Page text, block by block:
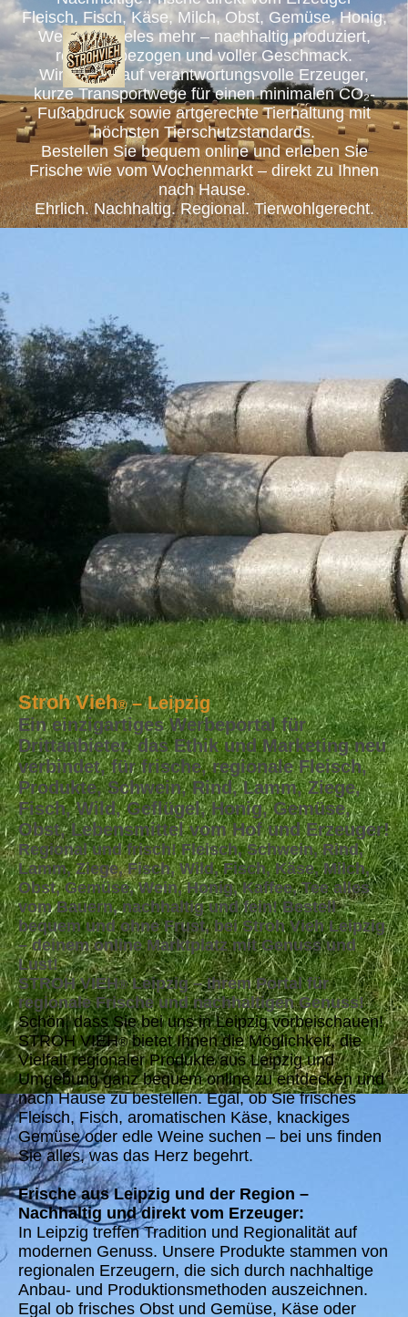
Fleisch, Fisch, Käse, Milch, Obst, Gemüse, Honig,
Wein und vieles mehr – nachhaltig produziert,
regional bezogen und voller Geschmack.
Wir setzen auf verantwortungsvolle Erzeuger,
kurze Transportwege für einen minimalen CO₂-
Fußabdruck sowie artgerechte Tierhaltung mit
höchsten Tierschutzstandards.
Bestellen Sie bequem online und erleben Sie
Frische wie vom Wochenmarkt – direkt zu Ihnen
nach Hause.
Ehrlich. Nachhaltig. Regional. Tierwohlgerecht.
Stroh Vieh® – Leipzig
Ein einzigartiges Werbeportal für
Drittanbieter, das Ethik und Marketing neu
verbindet, für frische, regionale Fleisch,
Produkte, Schwein, Rind, Lamm, Ziege,
Fisch, Wild, Geflügel, Honig, Gemüse,
Obst, Lebensmittel vom Hof und Erzeuger!
Regional und frisch! Fleisch, Schwein, Rind,
Lamm, Ziege, Fisch, Wild, Fisch, Käse, Milch,
Obst, Gemüse, Wein, Honig, Kaffee, Tee alles
vom Bauern, nachhaltig und fein! Bestell
bequem und ohne Frust, bei Stroh Vieh Leipzig
– deinem online Marktplatz mit Genuss und
Lust!
STROH VIEH®Leipzig – Ihrem Portal für
regionale Frische und nachhaltigen Genuss!
Schön, dass Sie bei uns in Leipzig vorbeischauen!
STROH VIEH®bietet Ihnen die Möglichkeit, die
Vielfalt regionaler Produkte aus Leipzig und
Umgebung ganz bequem online zu entdecken und
nach Hause zu bestellen. Egal, ob Sie frisches
Fleisch, Fisch, aromatischen Käse, knackiges
Gemüse oder edle Weine suchen – bei uns finden
Sie alles, was das Herz begehrt.
Frische aus Leipzig und der Region –
Nachhaltig und direkt vom Erzeuger:
In Leipzig treffen Tradition und Regionalität auf
modernen Genuss. Unsere Produkte stammen von
regionalen Erzeugern, die sich durch nachhaltige
Anbau- und Produktionsmethoden auszeichnen.
Egal ob frisches Obst und Gemüse, Käse oder